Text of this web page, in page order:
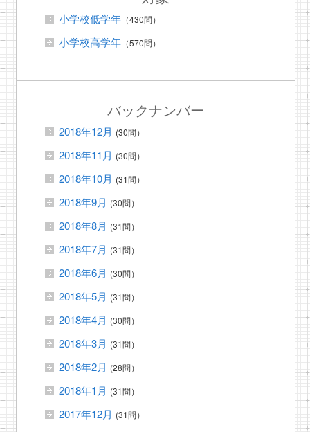
小学校低学年（430問）
小学校高学年（570問）
バックナンバー
2018年12月 (30問）
2018年11月 (30問）
2018年10月 (31問）
2018年9月 (30問）
2018年8月 (31問）
2018年7月 (31問）
2018年6月 (30問）
2018年5月 (31問）
2018年4月 (30問）
2018年3月 (31問）
2018年2月 (28問）
2018年1月 (31問）
2017年12月 (31問）